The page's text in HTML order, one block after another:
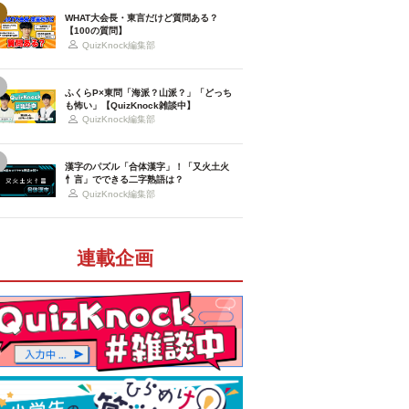
WHAT大会長・東言だけど質問ある？
【100の質問】
QuizKnock編集部
ふくらP×東問「海派？山派？」「どっち
も怖い」【QuizKnock雑談中】
QuizKnock編集部
漢字のパズル「合体漢字」！「又火土火
忄言」でできる二字熟語は？
QuizKnock編集部
連載企画